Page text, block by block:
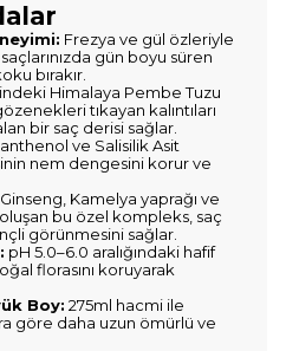
Frezya ve gül özleriyle
gün boyu süren
bırakır.
Himalaya Pembe Tuzu
tıkayan kalıntıları
bir saç derisi sağlar.
ve Salisilik Asit
nem dengesini korur ve
Ginseng, Kamelya yaprağı ve
bu özel kompleks, saç
görünmesini sağlar.
pH 5.0–6.0 aralığındaki hafif
florasını koruyarak
Boy: 275ml hacmi ile
göre daha uzun ömürlü ve